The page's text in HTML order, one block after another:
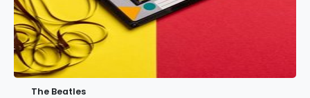
The Beatles